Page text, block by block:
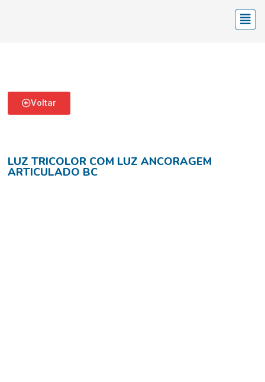
Voltar
LUZ TRICOLOR COM LUZ ANCORAGEM
ARTICULADO BC